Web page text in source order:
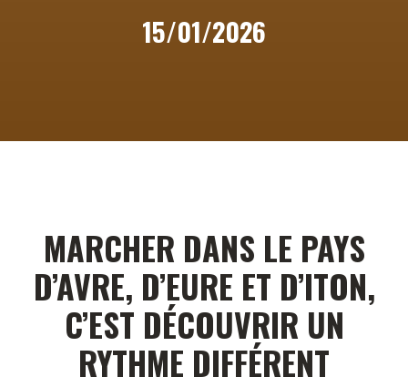
15/01/2026
MARCHER DANS LE PAYS
D’AVRE, D’EURE ET D’ITON,
C’EST DÉCOUVRIR UN
RYTHME DIFFÉRENT